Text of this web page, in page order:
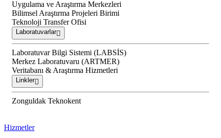
Uygulama ve Araştırma Merkezleri
Bilimsel Araştırma Projeleri Birimi
Teknoloji Transfer Ofisi
Laboratuvarlar
Laboratuvar Bilgi Sistemi (LABSİS)
Merkez Laboratuvaru (ARTMER)
Veritabanı & Araştırma Hizmetleri
Linkler
Zonguldak Teknokent
Hizmetler